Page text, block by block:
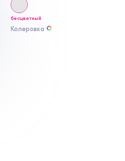
бесцветный
Колеровка